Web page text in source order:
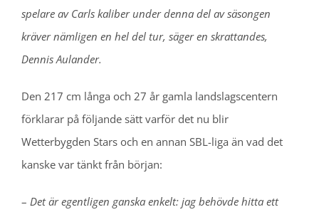
spelare av Carls kaliber under denna del av säsongen
kräver nämligen en hel del tur, säger en skrattandes,
Dennis Aulander.
Den 217 cm långa och 27 år gamla landslagscentern
förklarar på följande sätt varför det nu blir
Wetterbygden Stars och en annan SBL-liga än vad det
kanske var tänkt från början:
– Det är egentligen ganska enkelt: jag behövde hitta ett